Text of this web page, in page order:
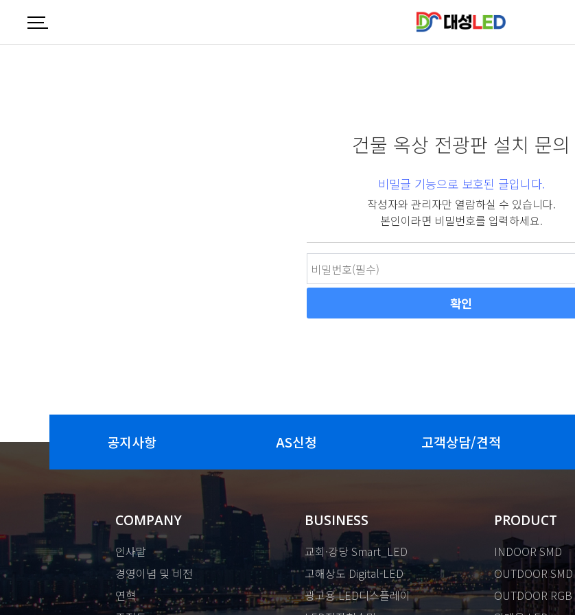
건물 옥상 전광판 설치 문의
비밀글 기능으로 보호된 글입니다.
작성자와 관리자만 열람하실 수 있습니다.
본인이라면 비밀번호를 입력하세요.
공지사항 AS신청 고객상담/견적
COMPANY
인사말
경영이념 및 비전
연혁
BUSINESS
교회·강당 Smart_LED
고해상도 Digital-LED
광고용 LED디스플레이
PRODUCT
INDOOR SMD
OUTDOOR SMD
OUTDOOR RGB